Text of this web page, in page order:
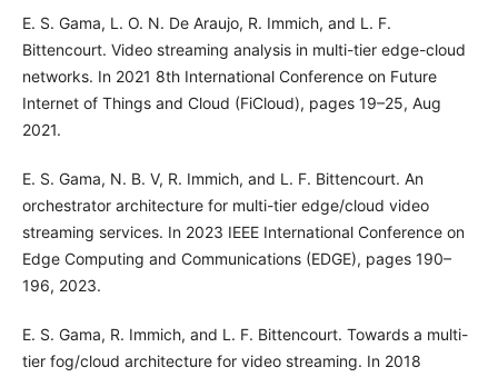
E. S. Gama, L. O. N. De Araujo, R. Immich, and L. F.
Bittencourt. Video streaming analysis in multi-tier edge-cloud
networks. In 2021 8th International Conference on Future
Internet of Things and Cloud (FiCloud), pages 19–25, Aug
2021.
E. S. Gama, N. B. V, R. Immich, and L. F. Bittencourt. An
orchestrator architecture for multi-tier edge/cloud video
streaming services. In 2023 IEEE International Conference on
Edge Computing and Communications (EDGE), pages 190–
196, 2023.
E. S. Gama, R. Immich, and L. F. Bittencourt. Towards a multi-
tier fog/cloud architecture for video streaming. In 2018